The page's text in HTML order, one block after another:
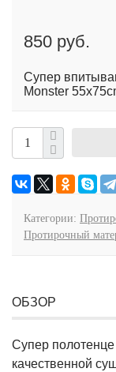
850 руб.
Супер
Monster
Категории:
Протирочный
ОБЗОР
Супер
качественной